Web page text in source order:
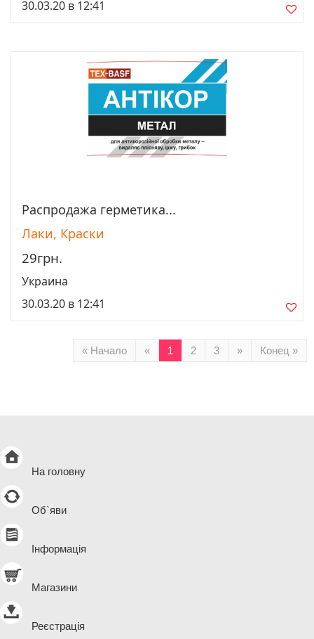
30.03.20 в 12:41
Просмотреть
Распродажа герметика...
Лаки, Краски
29грн.
Украина
30.03.20 в 12:41
« Начало « 1 2 3 » Конец »
На головну
Об`яви
Інформація
Магазини
Реєстрація